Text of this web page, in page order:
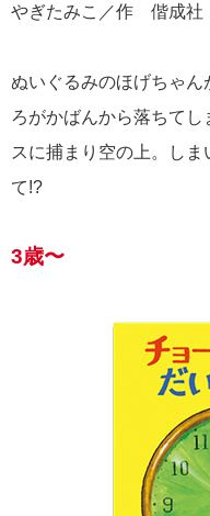
やぎたみこ／作 偕成
ぬいぐるみのほげちゃん
ろがかばんから落ちて
スに捕まり空の上。し
て!?
3歳〜